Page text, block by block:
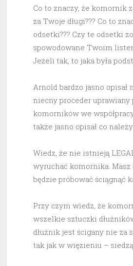
Co to znaczy, że komornik
za Twoje długi??? Co to
odsetki??? Czy te odsetki
spowodowane Twoim
Jeżeli tak, to jaka była
Arnold bardzo jasno opisał
niecny proceder uprawiany
komorników we
także jasno opisał co
Wiedz, że nie istnieją
wyruchać komornika.
będzie próbować ściągnąć
Przy czym wiedz, że
wszelkie sztuczki
dłużnik jest ścigany nie za
tak jak w więzieniu –